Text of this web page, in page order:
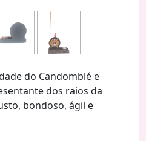
do Candomblé e
dos raios da
bondoso, ágil e